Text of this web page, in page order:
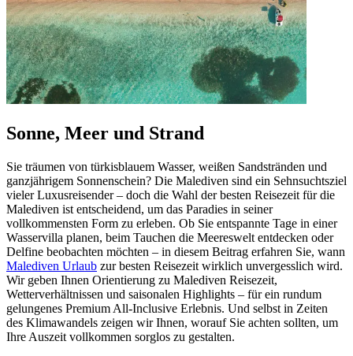
Sonne, Meer und Strand
Sie träumen von türkisblauem Wasser, weißen Sandstränden und
ganzjährigem Sonnenschein? Die Malediven sind ein Sehnsuchtsziel
vieler Luxusreisender – doch die Wahl der besten Reisezeit für die
Malediven ist entscheidend, um das Paradies in seiner
vollkommensten Form zu erleben. Ob Sie entspannte Tage in einer
Wasservilla planen, beim Tauchen die Meereswelt entdecken oder
Delfine beobachten möchten – in diesem Beitrag erfahren Sie, wann
Malediven Urlaub zur besten Reisezeit wirklich unvergesslich wird.
Wir geben Ihnen Orientierung zu Malediven Reisezeit,
Wetterverhältnissen und saisonalen Highlights – für ein rundum
gelungenes Premium All-Inclusive Erlebnis. Und selbst in Zeiten
des Klimawandels zeigen wir Ihnen, worauf Sie achten sollten, um
Ihre Auszeit vollkommen sorglos zu gestalten.